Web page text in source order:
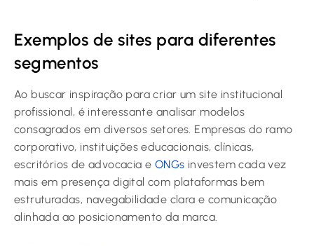
Exemplos de sites para diferentes
segmentos
Ao buscar inspiração para criar um site institucional
profissional, é interessante analisar modelos
consagrados em diversos setores. Empresas do ramo
corporativo, instituições educacionais, clínicas,
escritórios de advocacia e ONGs investem cada vez
mais em presença digital com plataformas bem
estruturadas, navegabilidade clara e comunicação
alinhada ao posicionamento da marca.